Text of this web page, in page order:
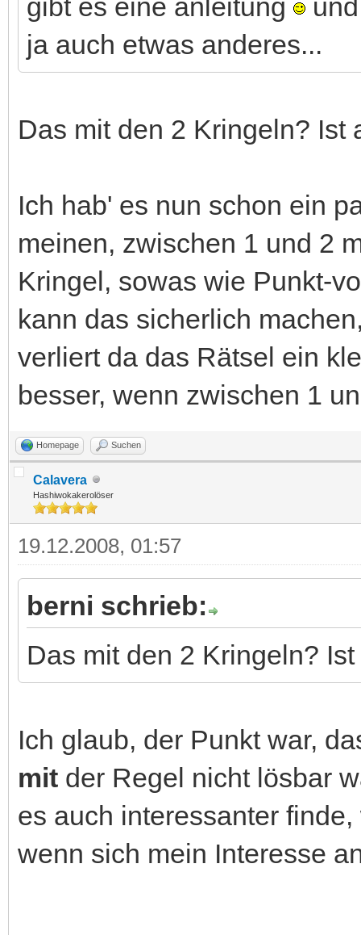
gibt es eine anleitung
ja auch etwas anderes...
Das mit den 2 Kringeln? Ist
Ich hab' es nun schon ein
meinen, zwischen 1 und 2
Kringel, sowas wie Punkt-
kann das sicherlich
verliert da das Rätsel ein
besser, wenn zwischen 1
Homepage Suchen
Calavera
Hashiwokakerolöser
19.12.2008, 01:57
berni schrieb:
Das mit den 2 Kringeln?
Ich glaub, der Punkt war,
mit der Regel nicht lösbar
es auch interessanter
wenn sich mein Interesse